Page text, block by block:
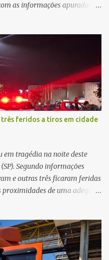
as informações apuradas no
devido a obras
que ocorreu o impacto. Com
foi arremessado ao solo.
teria se desprendido
gravíssimos e
e de atendimento da
foram acionadas e
de prestarem socorro à
ainda no local do
compareceu para o registro
feridos a tiros em cidade
tragédia na noite deste
Segundo informações
e outras três ficaram feridas
de uma adega. O
e se estendido para a área
passaram a efetuar
ainda no local. Outras